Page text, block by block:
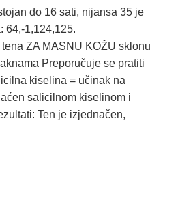
do 16 sati, nijansa 35 je
64,-1,124,125.
ZA MASNU KOŽU sklonu
Preporučuje se pratiti
kiselina = učinak na
salicilnom kiselinom i
Ten je izjednačen,